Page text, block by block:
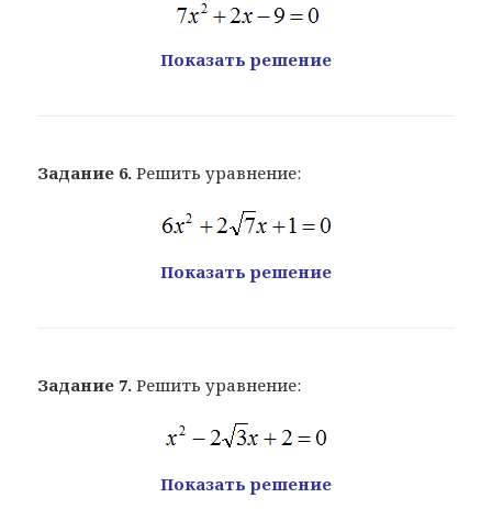
Показать решение
Задание 6. Решить уравнение:
Показать решение
Задание 7. Решить уравнение:
Показать решение